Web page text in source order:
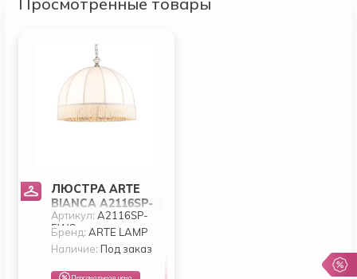
ЛЮСТРА ARTE
BIANCA A2116SP-
5WG
Артикул:A2116SP-
5WG
Бренд:ARTE LAMP
Наличие: Под заказ